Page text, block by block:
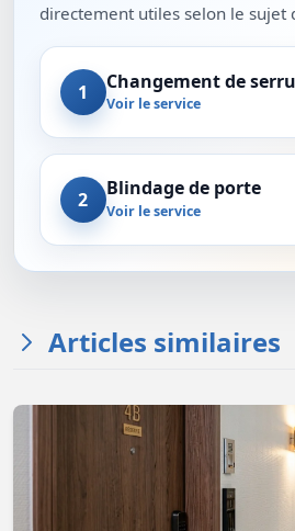
directement utiles selon le sujet
1 Changement de
Voir le service
2 Blindage de porte
Voir le service
Articles similaires